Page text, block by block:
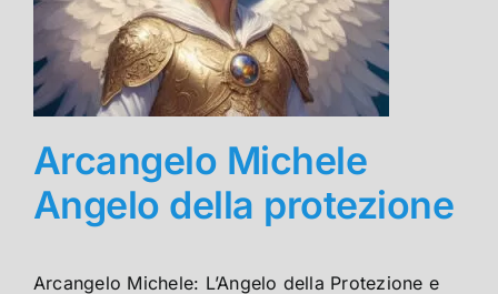
Arcangelo Michele
Angelo della protezione
Arcangelo Michele: L’Angelo della Protezione e